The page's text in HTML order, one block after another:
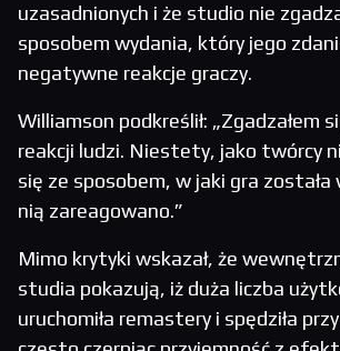
uzasadnionych i że studio nie
sposobem wydania, który jego
negatywne reakcje graczy.
Williamson podkreślił: „Zgadzałem
reakcji ludzi. Niestety, jako twórcy
się ze sposobem, w jaki gra została
nią zareagowano.”
Mimo krytyki wskazał, że
studia pokazują, iż duża liczba
uruchomiła remastery i spędziła